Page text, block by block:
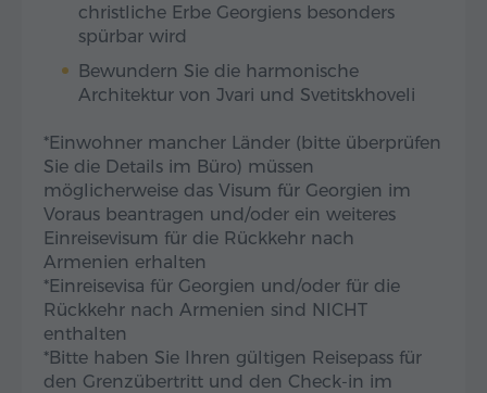
christliche Erbe Georgiens besonders
spürbar wird
Bewundern Sie die harmonische
Architektur von Jvari und Svetitskhoveli
*Einwohner mancher Länder (bitte überprüfen
Sie die Details im Büro) müssen
möglicherweise das Visum für Georgien im
Voraus beantragen und/oder ein weiteres
Einreisevisum für die Rückkehr nach
Armenien erhalten
*Einreisevisa für Georgien und/oder für die
Rückkehr nach Armenien sind NICHT
enthalten
*Bitte haben Sie Ihren gültigen Reisepass für
den Grenzübertritt und den Check-in im